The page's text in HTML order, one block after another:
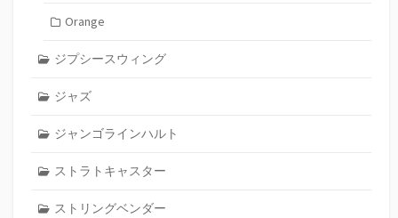
Orange
ジプシースウィング
ジャズ
ジャンゴラインハルト
ストラトキャスター
ストリングベンダー